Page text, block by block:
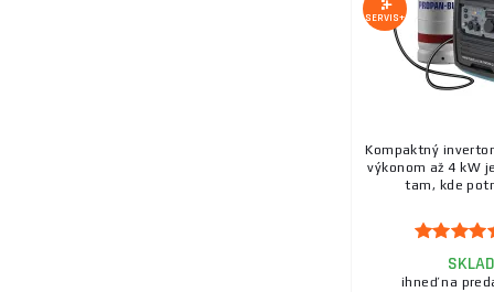
teréne a na
K nami
radi Vám
8.
9.
SERVIS+
Kompaktný
výkonom až 4 kW
tam, kde
ihneď na